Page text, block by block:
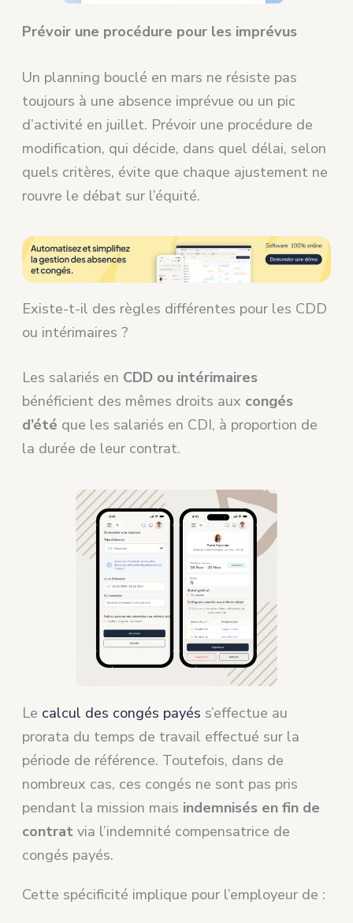
Prévoir une procédure pour les imprévus
Un planning bouclé en mars ne résiste pas
toujours à une absence imprévue ou un pic
d’activité en juillet. Prévoir une procédure de
modification, qui décide, dans quel délai, selon
quels critères, évite que chaque ajustement ne
rouvre le débat sur l’équité.
Existe-t-il des règles différentes pour les CDD
ou intérimaires ?
Les salariés en CDD ou intérimaires
bénéficient des mêmes droits aux congés
d’été que les salariés en CDI, à proportion de
la durée de leur contrat.
Le calcul des congés payés s’effectue au
prorata du temps de travail effectué sur la
période de référence. Toutefois, dans de
nombreux cas, ces congés ne sont pas pris
pendant la mission mais indemnisés en fin de
contrat via l’indemnité compensatrice de
congés payés.
Cette spécificité implique pour l’employeur de :